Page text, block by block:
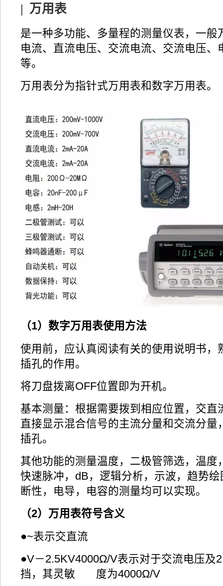
| 万用表
是一种多功能、多量程的测量仪表，一般
电流、直流电压、交流电流、交流电压、
等。
万用表分为指针式万用表和数字万用表。
（1）数字万用表使用方法
使用前，应认真阅读有关的使用说明书，
插孔的作用。
将刀盘拨离OFF位置即为开机。
基本测量：根据需要拨到相应位置，交直
直接显示混合信号的主流分量和交流分量
插孔。
其他功能的测量温度，二极管筛选，温度
快速脉冲，dB，逻辑分析，示波，趋势
断性，电导，电容的测量均可以实现。
（2）万用表符号含义
●~表示交直流
●V－2.5KV4000Ω/V表示对于交流电压及
挡，其灵敏 度为4000Ω/V